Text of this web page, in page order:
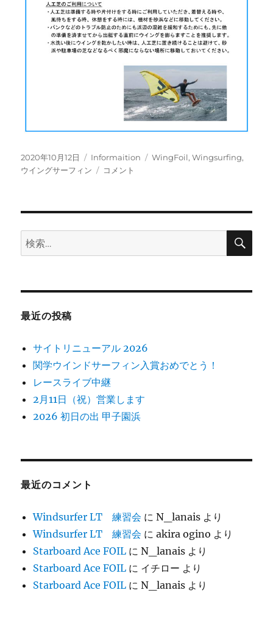
投
稿
2020年10月12日
カ
テ
Informaition
タ
WingFoil,Wingsurfing,
ウイングサーフィン
ウ
ー
ァ
へ
コメント
検
索:
検
最近の投稿
サイトリニューアル 2026
関学ウインドサーフィン入賞おめでとう！
レースライブ中継
2月11日（祝）営業します
2026 初日の出 甲子園浜
最近のコメント
Windsurfer LT 練習会 にN_lanais より
Windsurfer LT 練習会 にakira ogino より
Starboard Ace FOIL にN_lanais より
Starboard Ace FOIL に イチロー より
Starboard Ace FOIL にN_lanais より